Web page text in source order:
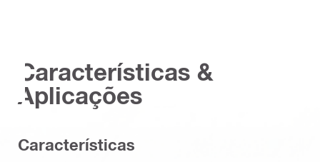
Características &
Aplicações
Características